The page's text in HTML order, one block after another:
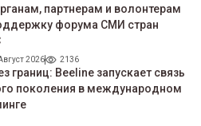
партнерам и волонтерам
форума СМИ стран
2026 2136
границ: Beeline запускает связь
поколения в международном